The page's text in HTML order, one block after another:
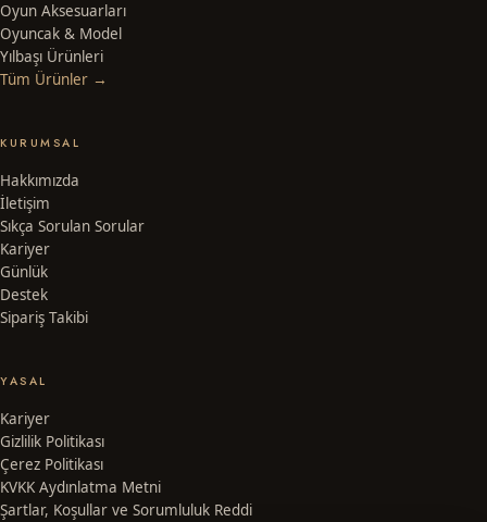
Oyun Aksesuarları
Oyuncak & Model
Yılbaşı Ürünleri
Tüm Ürünler →
KURUMSAL
Hakkımızda
İletişim
Sıkça Sorulan Sorular
Kariyer
Günlük
Destek
Sipariş Takibi
YASAL
Kariyer
Gizlilik Politikası
Çerez Politikası
KVKK Aydınlatma Metni
Şartlar, Koşullar ve Sorumluluk Reddi